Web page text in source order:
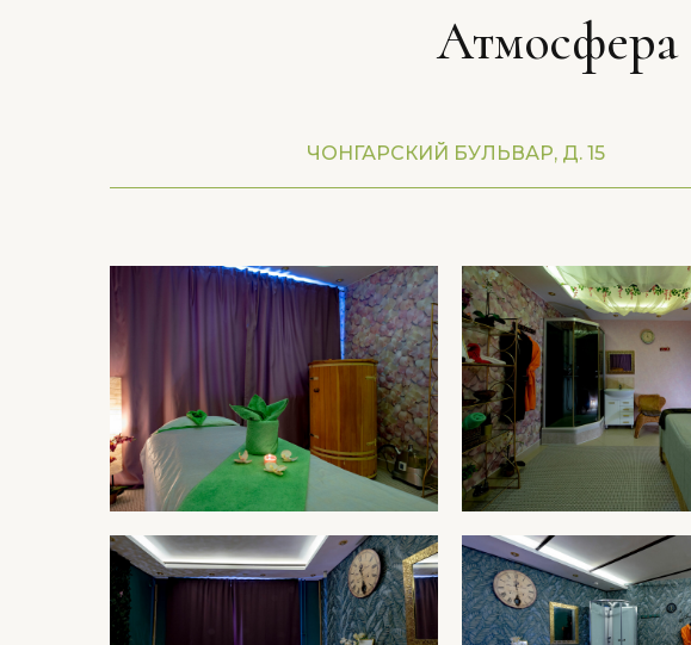
Атмосфера
ЧОНГАРСКИЙ БУЛЬВАР, Д. 15